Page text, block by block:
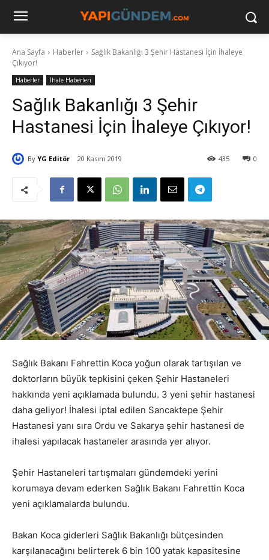
Ana Sayfa Haberler
Sağlık Bakanlığı 3 Şehir Hastanesi İçin İhaleye
Çıkıyor!
Haberler İhale Haberleri
Sağlık Bakanlığı 3 Şehir
Hastanesi İçin İhaleye Çıkıyor!
By YG Editör 20 Kasım 2019 0
435
Sağlık Bakanı Fahrettin Koca yoğun olarak tartışılan ve
doktorların büyük tepkisini çeken Şehir Hastaneleri
hakkında yeni açıklamada bulundu. 3 yeni şehir hastanesi
daha geliyor! İhalesi iptal edilen Sancaktepe Şehir
Hastanesi yanı sıra Ordu ve Sakarya şehir hastanesi de
ihalesi yapılacak hastaneler arasında yer alıyor.
Şehir Hastaneleri tartışmaları gündemdeki yerini
korumaya devam ederken Sağlık Bakanı Fahrettin Koca
yeni açıklamalarda bulundu.
Bakan Koca giderleri Sağlık Bakanlığı bütçesinden
karşılanacağını belirterek 6 bin 100 yatak kapasitesine